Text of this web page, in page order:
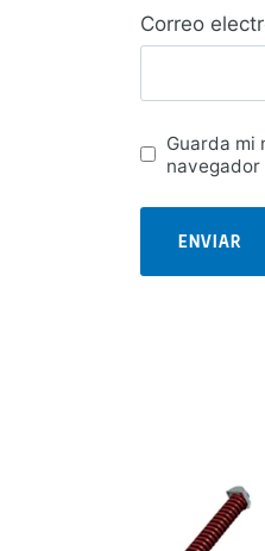
Correo
Guarda mi
navegador